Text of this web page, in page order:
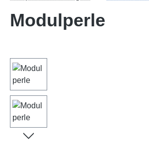
Modulperle
Bildergalerie überspringen